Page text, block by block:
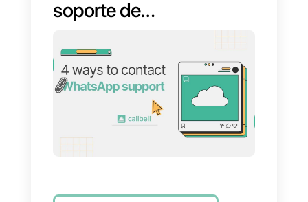
contactarse con el
soporte de
WhatsApp